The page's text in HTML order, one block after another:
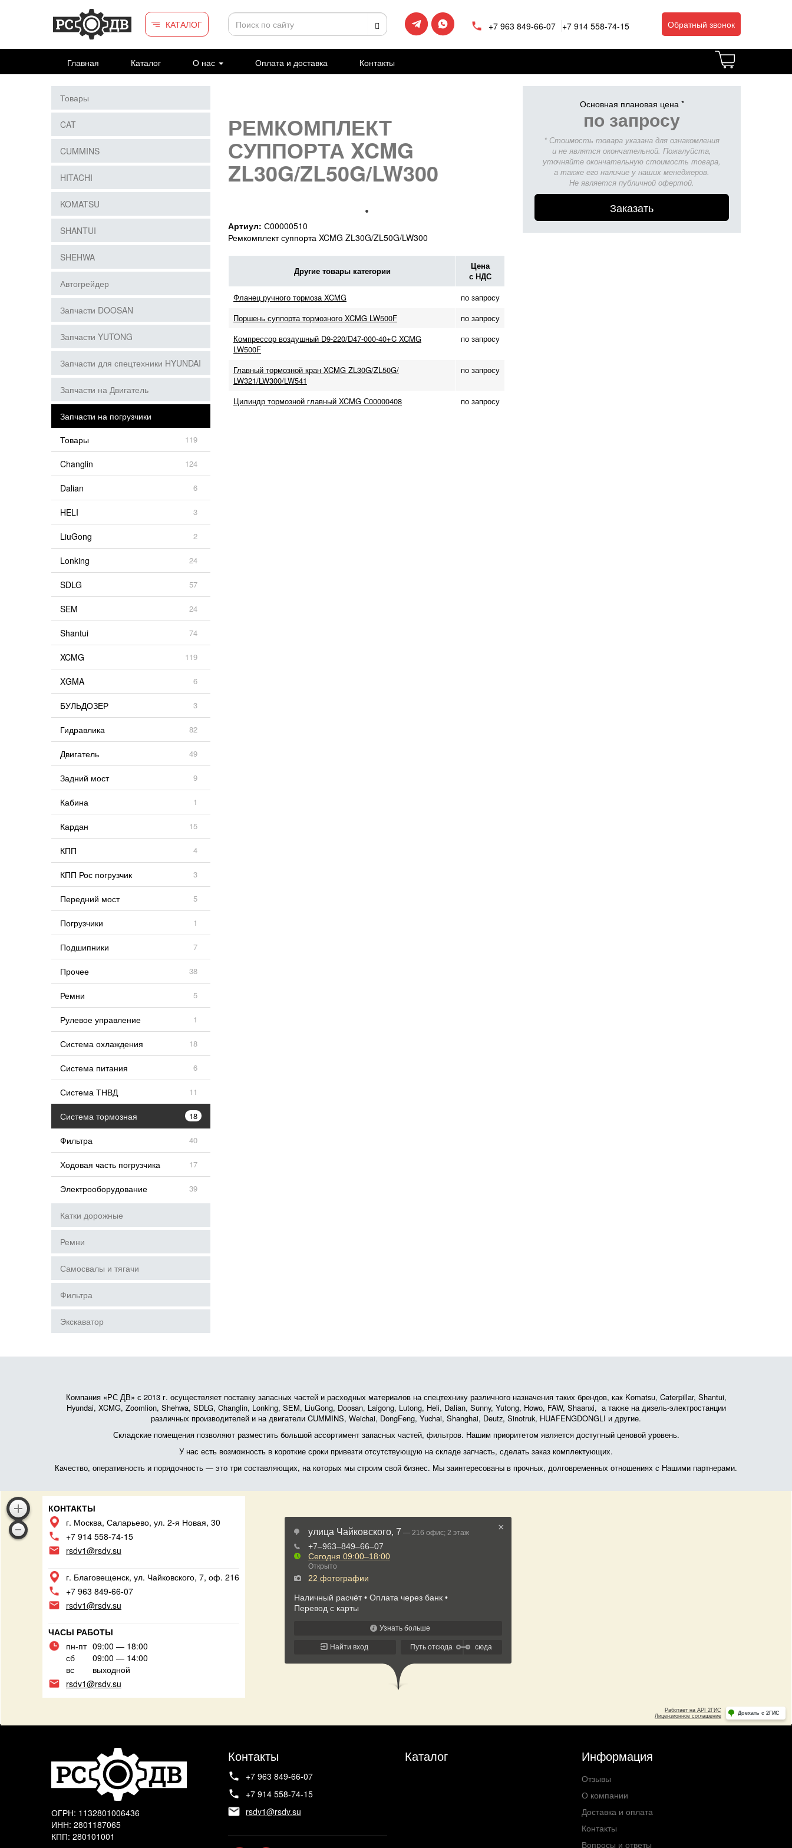
Перейти к основному содержанию
КАТАЛОГ
+7 963 849-66-07 +7 914 558-74-15 Обратный звонок
Главная Каталог О нас Оплата и доставка Контакты
РЕМКОМПЛЕКТ
СУППОРТА XCMG
ZL30G/ZL50G/LW300
Артиул: С00000510
Ремкомплект суппорта XCMG ZL30G/ZL50G/LW300
Другие товары категории
Цена
с НДС
Фланец ручного тормоза XCMG
по запросу
Поршень суппорта тормозного XCMG LW500F
по запросу
Компрессор воздушный D9-220/D47-000-40+C XCMG
LW500F
по запросу
Главный тормозной кран XCMG ZL30G/ZL50G/
LW321/LW300/LW541
по запросу
Цилиндр тормозной главный XCMG С00000408 по запросу
Основная плановая цена *
по запросу
* Стоимость товара указана для ознакомления
и не являтся окончательной. Пожалуйста,
уточняйте окончательную стоимость товара,
а также его наличие у наших менеджеров.
Не является публичной офертой.
Заказать
Товары
CAT
CUMMINS
HITACHI
KOMATSU
SHANTUI
SHEHWA
Автогрейдер
Запчасти DOOSAN
Запчасти YUTONG
Запчасти для спецтехники HYUNDAI
Запчасти на Двигатель
Запчасти на погрузчики
Товары
119
Changlin 124
Dalian 6
HELI 3
LiuGong 2
Lonking 24
SDLG 57
SEM 24
Shantui 74
XCMG 119
XGMA 6
БУЛЬДОЗЕР 3
Гидравлика 82
Двигатель 49
Задний мост 9
Кабина 1
Кардан 15
КПП 4
КПП Рос погрузчик 3
Передний мост 5
Погрузчики 1
Подшипники 7
Прочее 38
Ремни 5
Рулевое управление 1
Система охлаждения 18
Система питания 6
Система ТНВД 11
Система тормозная 18
Фильтра 40
Ходовая часть погрузчика 17
Электрооборудование 39
Катки дорожные
Ремни
Самосвалы и тягачи
Фильтра
Экскаватор
Компания «РС ДВ» с 2013 г. осуществляет поставку запасных частей и расходных материалов на спецтехнику различного назначения таких брендов, как Komatsu, Caterpillar, Shantui,
Hyundai, XCMG, Zoomlion, Shehwa, SDLG, Changlin, Lonking, SEM, LiuGong, Doosan, Laigong, Lutong, Heli, Dalian, Sunny, Yutong, Howo, FAW, Shaanxi, а также на дизель-электростанции
различных производителей и на двигатели CUMMINS, Weichai, DongFeng, Yuchai, Shanghai, Deutz, Sinotruk, HUAFENGDONGLI и другие.
Складские помещения позволяют разместить большой ассортимент запасных частей, фильтров. Нашим приоритетом является доступный ценовой уровень.
У нас есть возможность в короткие сроки привезти отсутствующую на складе запчасть, сделать заказ комплектующих.
Качество, оперативность и порядочность — это три составляющих, на которых мы строим свой бизнес. Мы заинтересованы в прочных, долговременных отношениях с Нашими партнерами.
КОНТАКТЫ
г. Москва, Саларьево, ул. 2-я Новая, 30
+7 914 558-74-15
rsdv1@rsdv.su
г. Благовещенск, ул. Чайковского, 7, оф. 216
+7 963 849-66-07
rsdv1@rsdv.su
ЧАСЫ РАБОТЫ
пн-пт 09:00 — 18:00
сб
09:00 — 14:00
вс
выходной
rsdv1@rsdv.su
ОГРН: 1132801006436
ИНН: 2801187065
КПП: 280101001
Контакты
+7 963 849-66-07
+7 914 558-74-15
rsdv1@rsdv.su
Каталог Информация
Отзывы
О компании
Доставка и оплата
Контакты
Вопросы и ответы